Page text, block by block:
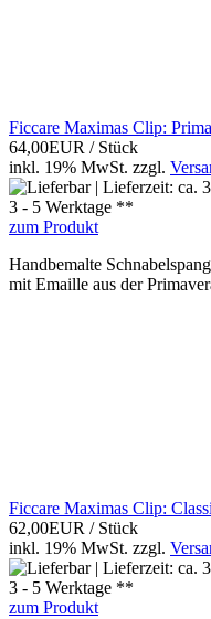
Ficcare Maximas Clip:
64,00EUR / Stück
inkl. 19% MwSt. zzgl.
3 - 5 Werktage **
zum Produkt
Handbemalte
mit Emaille aus der
Ficcare Maximas Clip:
62,00EUR / Stück
inkl. 19% MwSt. zzgl.
3 - 5 Werktage **
zum Produkt